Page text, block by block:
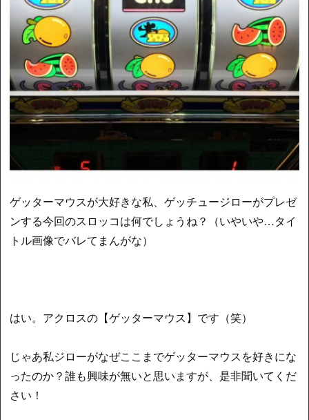
ゲッターマウスが大好きな私、ゲッチュージローがプレゼ
ンする今回のスロッコは何でしょうね？（いやいや…タイ
トル画像でバレてまんがな）
はい。アクロスの【ゲッターマウス】です（笑）
じゃあ私ジローがなぜここまでゲッターマウスを好きにな
ったのか？誰も興味が無いと思いますが、是非聞いてくだ
さい！